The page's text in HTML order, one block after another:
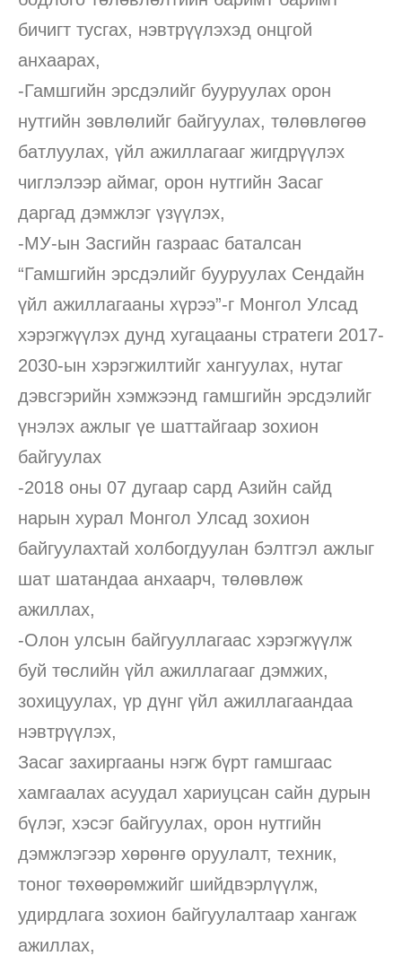
бичигт тусгах, нэвтрүүлэхэд онцгой
анхаарах,
-Гамшгийн эрсдэлийг бууруулах орон
нутгийн зөвлөлийг байгуулах, төлөвлөгөө
батлуулах, үйл ажиллагааг жигдрүүлэх
чиглэлээр аймаг, орон нутгийн Засаг
даргад дэмжлэг үзүүлэх,
-МУ-ын Засгийн газраас баталсан
“Гамшгийн эрсдэлийг бууруулах Сендайн
үйл ажиллагааны хүрээ”-г Монгол Улсад
хэрэгжүүлэх дунд хугацааны стратеги 2017-
2030-ын хэрэгжилтийг хангуулах, нутаг
дэвсгэрийн хэмжээнд гамшгийн эрсдэлийг
үнэлэх ажлыг үе шаттайгаар зохион
байгуулах
-2018 оны 07 дугаар сард Азийн сайд
нарын хурал Монгол Улсад зохион
байгуулахтай холбогдуулан бэлтгэл ажлыг
шат шатандаа анхаарч, төлөвлөж
ажиллах,
-Олон улсын байгууллагаас хэрэгжүүлж
буй төслийн үйл ажиллагааг дэмжих,
зохицуулах, үр дүнг үйл ажиллагаандаа
нэвтрүүлэх,
Засаг захиргааны нэгж бүрт гамшгаас
хамгаалах асуудал хариуцсан сайн дурын
бүлэг, хэсэг байгуулах, орон нутгийн
дэмжлэгээр хөрөнгө оруулалт, техник,
тоног төхөөрөмжийг шийдвэрлүүлж,
удирдлага зохион байгуулалтаар хангаж
ажиллах,